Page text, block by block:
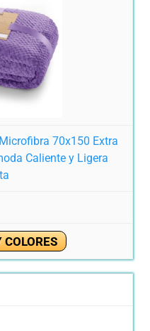
70x150 Extra
Caliente y Ligera
COLORES